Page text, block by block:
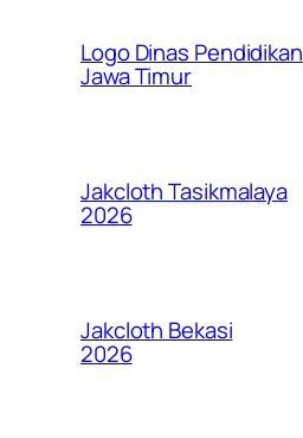
Logo Dinas Pendidikan
Jawa Timur
Jakcloth Tasikmalaya
2026
Jakcloth Bekasi
2026